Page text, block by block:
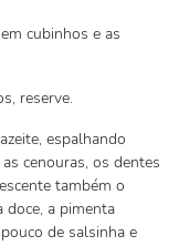
cubinhos e as
reserve.
espalhando
cenouras, os dentes
também o
doce, a pimenta
de salsinha e